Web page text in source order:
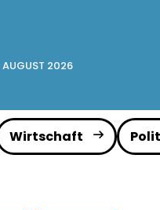
AUGUST 2026
Wirtschaft